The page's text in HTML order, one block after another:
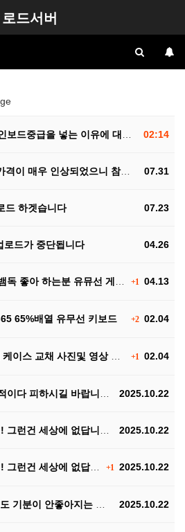
로드서버
02:14
급을 넣는 이유에 대한 설명영상이 …
07.31
매우 인상되었으니 참조하세요
07.23
드 하겟습니다
04.26
로드가 중단됩니다
+1 04.13
아 하는분 유뮤선 게이밍 75%배열…
+202.04
65%배열 유무선 키보드
+1 02.04
교채 사진및 영상 +숏츠 입니다
2025.10.22
다 피하시길 바랍니다 ^^
2025.10.22
건 세상에 없답니다 ^^ 2탄
+1 2025.10.22
건 세상에 없답니다 ^^
2025.10.22
안좋아지는 영상입니다 ^^(링…